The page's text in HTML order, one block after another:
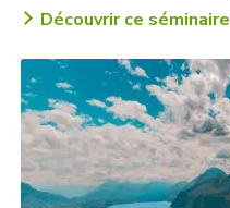
Découvrir ce séminaire